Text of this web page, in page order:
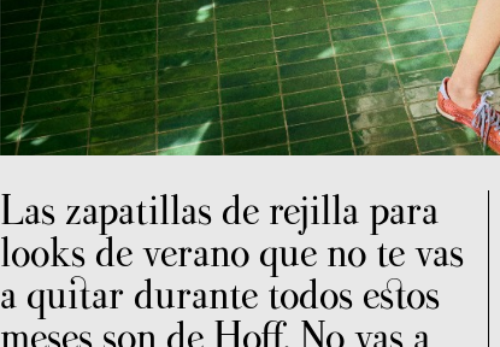
Las zapatillas de rejilla para
looks de verano que no te vas
a quitar durante todos estos